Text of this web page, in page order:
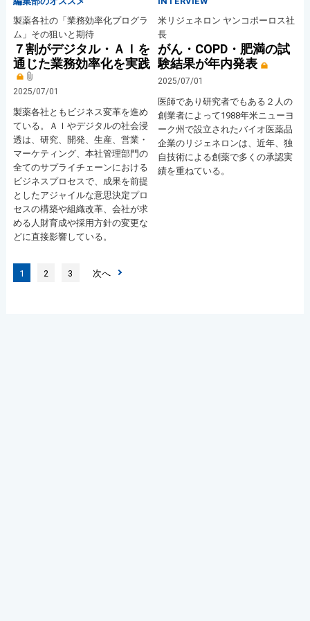
製薬各社の「業務効率化プログラ
ム」その狙いと期待
７割がデジタル・ＡＩを
通じた業務効率化を実践
2025/07/01
製薬各社ともビジネス変革を進め
ている。ＡＩやデジタルの社会浸
透は、研究、開発、生産、営業・
マーケティング、本社管理部門の
全てのサプライチェーンにおける
ビジネスプロセスで、成果を前提
としたアジャイルな意思決定プロ
セスの構築や組織改革、会社が求
める人財育成や採用方針の変更な
どに直接影響している。
米リジェネロン ヤンコポーロス社
長
がん・COPD・肥満の試
験結果が年内発表
2025/07/01
医師であり研究者でもある２人の
創業者によって1988年米ニューヨ
ーク州で設立されたバイオ医薬品
企業のリジェネロンは、近年、独
自技術による創薬で多くの承認実
績を重ねている。
1 2 3 次へ